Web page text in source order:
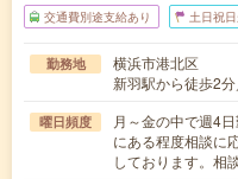
交通費別途支給あり 土日祝
勤務地
横浜市港北区
新羽駅から徒歩2
曜日頻度
月～金の中で週4
にある程度相談に
しております。相